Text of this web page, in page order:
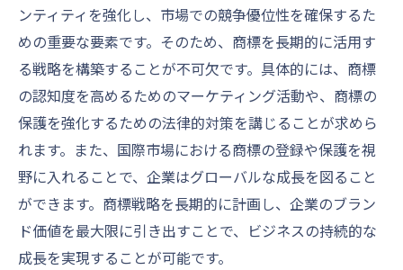
ンティティを強化し、市場での競争優位性を確保するた
めの重要な要素です。そのため、商標を長期的に活用す
る戦略を構築することが不可欠です。具体的には、商標
の認知度を高めるためのマーケティング活動や、商標の
保護を強化するための法律的対策を講じることが求めら
れます。また、国際市場における商標の登録や保護を視
野に入れることで、企業はグローバルな成長を図ること
ができます。商標戦略を長期的に計画し、企業のブラン
ド価値を最大限に引き出すことで、ビジネスの持続的な
成長を実現することが可能です。